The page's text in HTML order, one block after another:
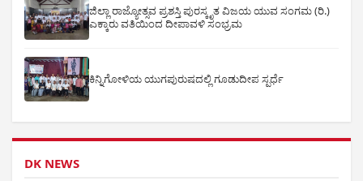
ಜಿಲ್ಲಾ ರಾಜ್ಯೋತ್ಸವ ಪ್ರಶಸ್ತಿ ಪುರಸ್ಕೃತ ವಿಜಯ ಯುವ ಸಂಗಮ (ರಿ.)
ಎಕ್ಕಾರು ವತಿಯಿಂದ ದೀಪಾವಳಿ ಸಂಭ್ರಮ
ಕಿನ್ನಿಗೋಳಿಯ ಯುಗಪುರುಷದಲ್ಲಿ ಗೂಡುದೀಪ ಸ್ಪರ್ಧೆ
DK NEWS